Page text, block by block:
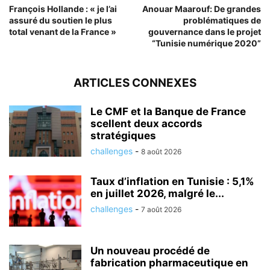
François Hollande : « je l’ai
assuré du soutien le plus
total venant de la France »
Anouar Maarouf: De grandes
problématiques de
gouvernance dans le projet
“Tunisie numérique 2020”
ARTICLES CONNEXES
Le CMF et la Banque de France
scellent deux accords
stratégiques
challenges - 8 août 2026
Taux d’inflation en Tunisie : 5,1%
en juillet 2026, malgré le...
challenges - 7 août 2026
Un nouveau procédé de
fabrication pharmaceutique en